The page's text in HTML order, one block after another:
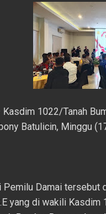
Kasdim 1022/Tanah
Batulicin, Minggu
Pemilu Damai tersebut
yang di wakili